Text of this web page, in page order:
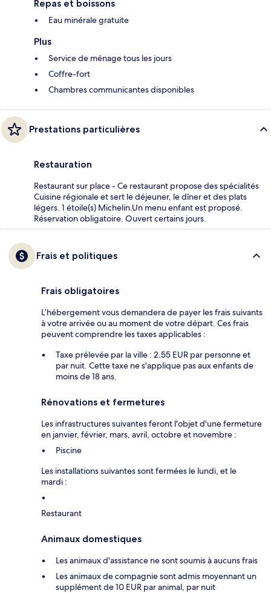
Repas et boissons
Eau minérale gratuite
Plus
Service de ménage tous les jours
Coffre-fort
Chambres communicantes disponibles
Prestations particulières
Restauration
Restaurant sur place - Ce restaurant propose des spécialités
Cuisine régionale et sert le déjeuner, le dîner et des plats
légers. 1 étoile(s) Michelin.Un menu enfant est proposé.
Réservation obligatoire. Ouvert certains jours.
Frais et politiques
Frais obligatoires
L’hébergement vous demandera de payer les frais suivants
à votre arrivée ou au moment de votre départ. Ces frais
peuvent comprendre les taxes applicables :
Taxe prélevée par la ville : 2.55 EUR par personne et
par nuit. Cette taxe ne s'applique pas aux enfants de
moins de 18 ans.
Rénovations et fermetures
Les infrastructures suivantes feront l'objet d'une fermeture
en janvier, février, mars, avril, octobre et novembre :
Piscine
Les installations suivantes sont fermées le lundi, et le
mardi :
Restaurant
Animaux domestiques
Les animaux d'assistance ne sont soumis à aucuns frais
Les animaux de compagnie sont admis moyennant un
supplément de 10 EUR par animal, par nuit